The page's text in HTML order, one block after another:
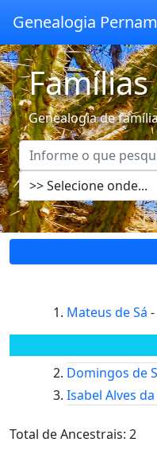
Genealogia
Genealogia de
Mateus de Sá -
Domingos de
Isabel Alves
Total de Ancestrais: 2